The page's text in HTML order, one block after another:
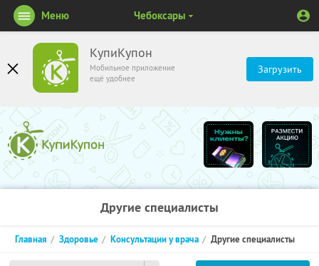
КупиКупон
Мобильное приложение
ещё удобнее
Загрузить
Меню Чебоксары
Другие специалисты
Главная Здоровье Консультации у врача Другие специалисты